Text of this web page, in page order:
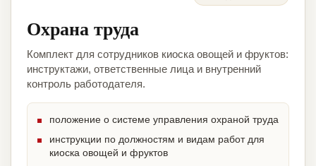
Охрана труда
Комплект для сотрудников киоска овощей и фруктов:
инструктажи, ответственные лица и внутренний
контроль работодателя.
положение о системе управления охраной труда
инструкции по должностям и видам работ для
киоска овощей и фруктов